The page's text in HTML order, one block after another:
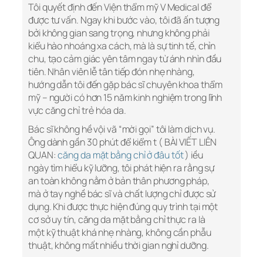
Tôi quyết định đến Viện thẩm mỹ V Medical để
được tư vấn. Ngay khi bước vào, tôi đã ấn tượng
bởi không gian sang trọng, nhưng không phải
kiểu hào nhoáng xa cách, mà là sự tinh tế, chỉn
chu, tạo cảm giác yên tâm ngay từ ánh nhìn đầu
tiên. Nhân viên lễ tân tiếp đón nhẹ nhàng,
hướng dẫn tôi đến gặp bác sĩ chuyên khoa thẩm
mỹ – người có hơn 15 năm kinh nghiệm trong lĩnh
vực căng chỉ trẻ hóa da.
Bác sĩ không hề vội vã “mời gọi” tôi làm dịch vụ.
Ông dành gần 30 phút để kiểm t ( BÀI VIẾT LIÊN
QUAN:căng da mặt bằng chỉ ở đâu tốt) iều
ngày tìm hiểu kỹ lưỡng, tôi phát hiện ra rằng sự
an toàn không nằm ở bản thân phương pháp,
mà ở tay nghề bác sĩ và chất lượng chỉ được sử
dụng. Khi được thực hiện đúng quy trình tại một
cơ sở uy tín, căng da mặt bằng chỉ thực ra là
một kỹ thuật khá nhẹ nhàng, không cần phẫu
thuật, không mất nhiều thời gian nghỉ dưỡng.